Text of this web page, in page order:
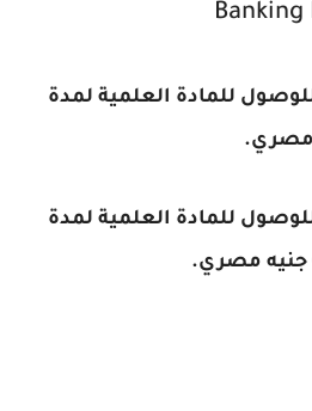
Banking
للمادة العلمية لمدة
للمادة العلمية لمدة